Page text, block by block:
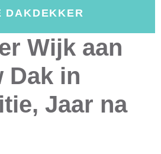
DAKDEKKER
Wijk aan
Dak in
Jaar na